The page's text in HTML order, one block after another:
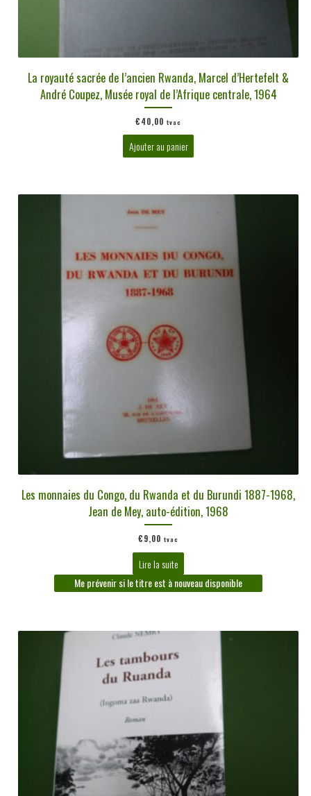
La royauté sacrée de l’ancien Rwanda, Marcel d’Hertefelt &
André Coupez, Musée royal de l’Afrique centrale, 1964
€40,00 tvac
Ajouter au panier
Les monnaies du Congo, du Rwanda et du Burundi 1887-1968,
Jean de Mey, auto-édition, 1968
€9,00 tvac
Lire la suite
Me prévenir si le titre est à nouveau disponible